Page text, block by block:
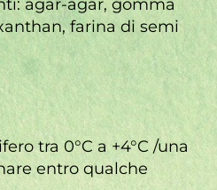
agar-agar, gomma
farina di semi
tra 0°C a +4°C /una
entro qualche